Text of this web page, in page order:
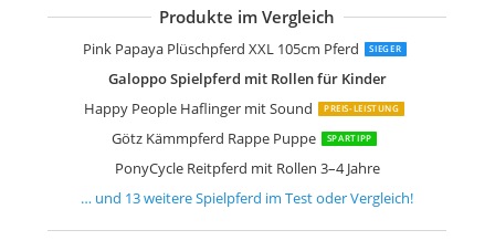
Produkte im Vergleich
Pink Papaya Plüschpferd XXL 105cm Pferd SIEGER
Galoppo Spielpferd mit Rollen für Kinder
Happy People Haflinger mit Sound
PREIS-LEISTUNG
Götz Kämmpferd Rappe Puppe SPARTIPP
PonyCycle Reitpferd mit Rollen 3–4 Jahre
Pink Papaya Giant Riesen XXL
small foot 11178 Schwarzes
Ponnie Reitpferd mit Rollen Misty 3-6
Pink Papaya Stehpferd zum
Happy People 58933 Rassepferd
Happy People 58932 Rassepferd Pinto
Pink Papaya XXL Plüschpferd 105cm
Sweety Toys 5048 Plüschpferd
Happy People 58038 Springpferd mit
… und 13weitereSpielpferd im Test oder Vergleich!